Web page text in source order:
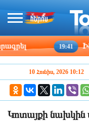
19:41
10 Հունիս, 2026 10:12
Կոտայքի